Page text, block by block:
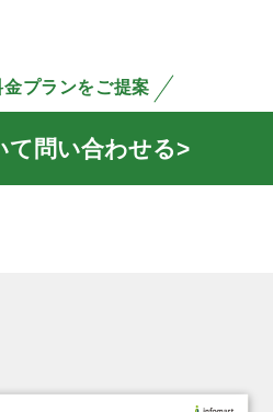
プランをご提案
て問い合わせる